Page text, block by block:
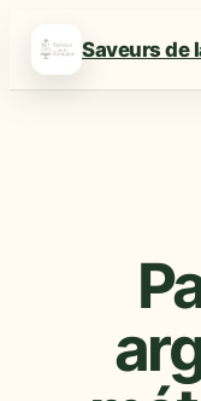
Saveurs de